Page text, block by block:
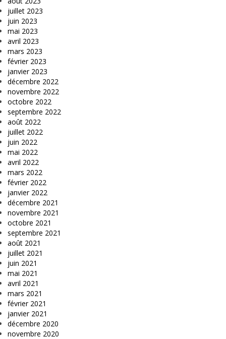
juillet 2023
juin 2023
mai 2023
avril 2023
mars 2023
février 2023
janvier 2023
décembre 2022
novembre 2022
octobre 2022
septembre 2022
août 2022
juillet 2022
juin 2022
mai 2022
avril 2022
mars 2022
février 2022
janvier 2022
décembre 2021
novembre 2021
octobre 2021
septembre 2021
août 2021
juillet 2021
juin 2021
mai 2021
avril 2021
mars 2021
février 2021
janvier 2021
décembre 2020
novembre 2020